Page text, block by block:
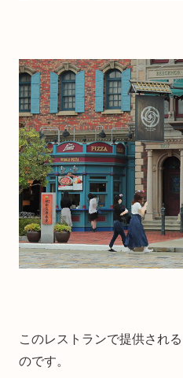
このレストランで提供され
のです。